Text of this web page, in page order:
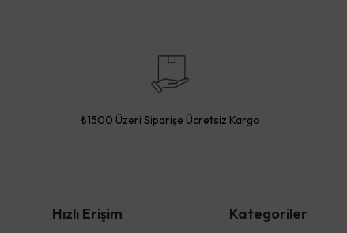
₺1500 Üzeri Siparişe Ücretsiz Kargo
Hızlı Erişim Kategoriler